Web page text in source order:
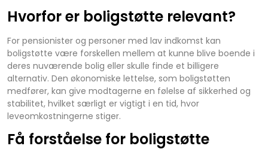
Hvorfor er boligstøtte relevant?
For pensionister og personer med lav indkomst kan
boligstøtte være forskellen mellem at kunne blive boende i
deres nuværende bolig eller skulle finde et billigere
alternativ. Den økonomiske lettelse, som boligstøtten
medfører, kan give modtagerne en følelse af sikkerhed og
stabilitet, hvilket særligt er vigtigt i en tid, hvor
leveomkostningerne stiger.
Få forståelse for boligstøtte